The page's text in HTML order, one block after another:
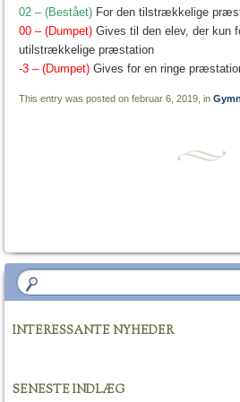
02 – (Bestået) For den tilstrækkelige
00 – (Dumpet) Gives til den elev, der kun
utilstrækkelige præstation
-3 – (Dumpet) Gives for en ringe
This entry was posted on februar 6, 2019, in
INTERESSANTE NYHEDER
SENESTE INDLÆG